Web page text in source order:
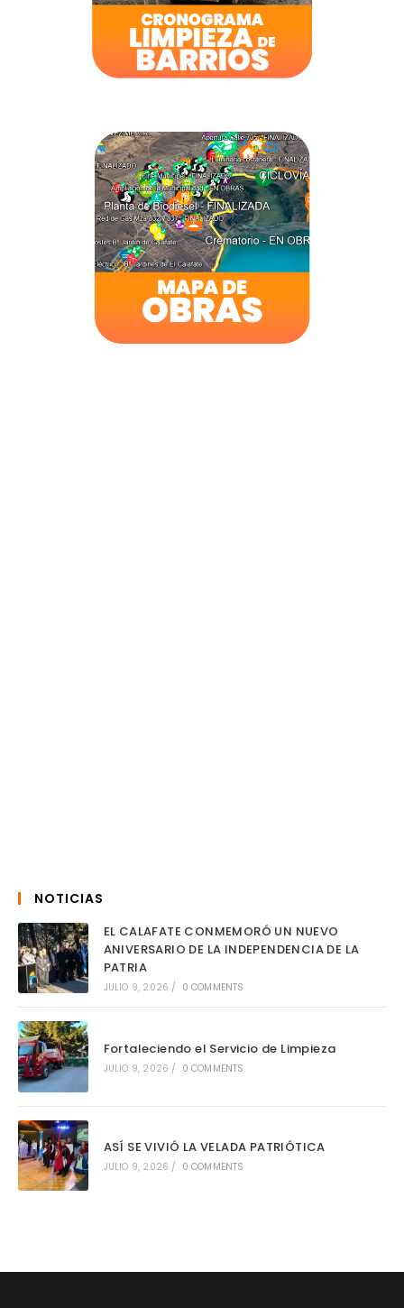
NOTICIAS
EL CALAFATE CONMEMORÓ UN NUEVO
ANIVERSARIO DE LA INDEPENDENCIA DE LA
PATRIA
JULIO 9, 2026 / 0 COMMENTS
Fortaleciendo el Servicio de Limpieza
JULIO 9, 2026 / 0 COMMENTS
ASÍ SE VIVIÓ LA VELADA PATRIÓTICA
JULIO 9, 2026 / 0 COMMENTS